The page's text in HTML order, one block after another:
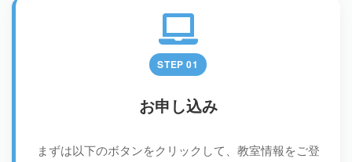
STEP 01
お申し込み
まずは以下のボタンをクリックして、教室情報をご登